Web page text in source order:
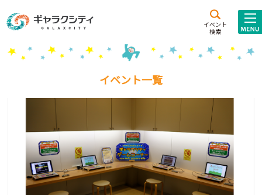
イベント
検索
施設案内
こども
西新井
施設･
こどもみーてぃんぐ
Gがくえん
イベント一覧